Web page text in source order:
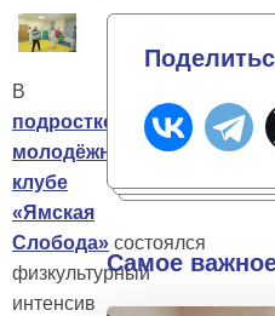
В
подростково-
молодёжном
клубе
«Ямская
Слобода» состоялся
физкультурный
интенсив
Самое